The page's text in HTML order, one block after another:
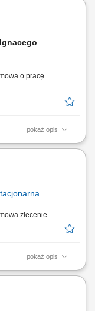
standardami Punktu
do obsługi
o pracę
pokaż opis
Wykonywanie
standardami Punktu
do obsługi
zlecenie
pokaż opis
Wykonywanie
standardami Punktu
do obsługi